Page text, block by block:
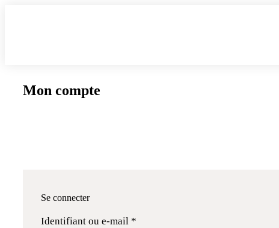
Mon compte
Se connecter
Identifiant ou e-mail *